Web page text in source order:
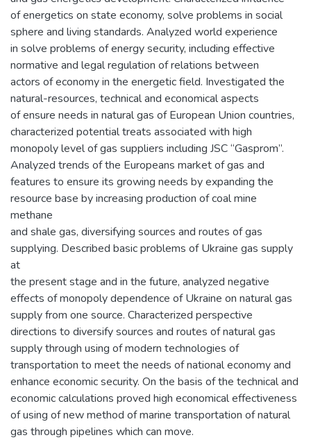
of energetics on state economy, solve problems in social
sphere and living standards. Analyzed world experience
in solve problems of energy security, including effective
normative and legal regulation of relations between
actors of economy in the energetic field. Investigated the
natural-resources, technical and economical aspects
of ensure needs in natural gas of European Union countries,
characterized potential treats associated with high
monopoly level of gas suppliers including JSC “Gasprom”.
Analyzed trends of the Europeans market of gas and
features to ensure its growing needs by expanding the
resource base by increasing production of coal mine
methane
and shale gas, diversifying sources and routes of gas
supplying. Described basic problems of Ukraine gas supply
at
the present stage and in the future, analyzed negative
effects of monopoly dependence of Ukraine on natural gas
supply from one source. Characterized perspective
directions to diversify sources and routes of natural gas
supply through using of modern technologies of
transportation to meet the needs of national economy and
enhance economic security. On the basis of the technical and
economic calculations proved high economical effectiveness
of using of new method of marine transportation of natural
gas through pipelines which can move.